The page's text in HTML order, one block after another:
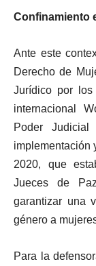
Confinamiento
Ante este
Derecho de
Jurídico por
internacional
Poder
implementación
2020, que
Jueces de
garantizar una
género a
Para la